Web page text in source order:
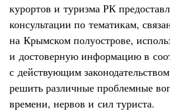
курортов и туризма РК
консультации по тематикам,
на Крымском полуострове,
и достоверную информацию в
с действующим
решить различные проблемные
времени, нервов и сил туриста.